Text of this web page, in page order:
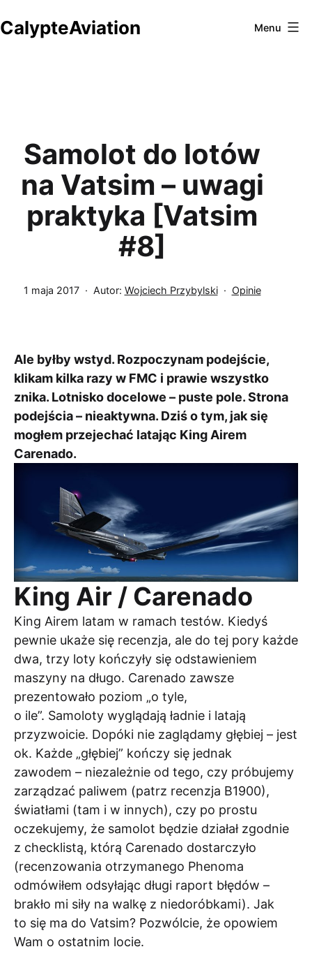
do
CalypteAviation Menu
Samolot do lotów
na Vatsim – uwagi
praktyka [Vatsim
#8]
Opublikowano
1 maja 2017 Autor: Wojciech Przybylski
Umieszczono
Opinie
Ale byłby wstyd. Rozpoczynam podejście,
klikam kilka razy w FMC i prawie wszystko
znika. Lotnisko docelowe – puste pole. Strona
podejścia – nieaktywna. Dziś o tym, jak się
mogłem przejechać latając King Airem
Carenado.
King Air / Carenado
King Airem latam w ramach testów. Kiedyś
pewnie ukaże się recenzja, ale do tej pory każde
dwa, trzy loty kończyły się odstawieniem
maszyny na długo. Carenado zawsze
prezentowało poziom „o tyle,
o ile”. Samoloty wyglądają ładnie i latają
przyzwoicie. Dopóki nie zaglądamy głębiej – jest
ok. Każde „głębiej” kończy się jednak
zawodem – niezależnie od tego, czy próbujemy
zarządzać paliwem (patrz recenzja B1900),
światłami (tam i w innych), czy po prostu
oczekujemy, że samolot będzie działał zgodnie
z checklistą, którą Carenado dostarczyło
(recenzowania otrzymanego Phenoma
odmówiłem odsyłając długi raport błędów –
brakło mi siły na walkę z niedoróbkami). Jak
to się ma do Vatsim? Pozwólcie, że opowiem
Wam o ostatnim locie.